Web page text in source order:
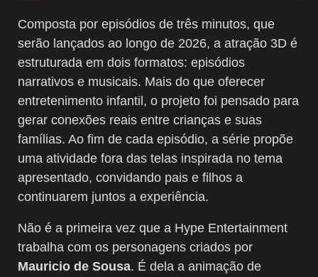
Composta por episódios de três minutos, que
serão lançados ao longo de 2026, a atração 3D é
estruturada em dois formatos: episódios
narrativos e musicais. Mais do que oferecer
entretenimento infantil, o projeto foi pensado para
gerar conexões reais entre crianças e suas
famílias. Ao fim de cada episódio, a série propõe
uma atividade fora das telas inspirada no tema
apresentado, convidando pais e filhos a
continuarem juntos a experiência.
Não é a primeira vez que a Hype Entertainment
trabalha com os personagens criados por
Mauricio de Sousa. É dela a animação de